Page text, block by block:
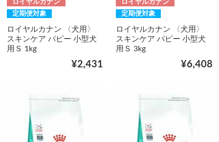
ロイヤルカナン
定期便対象
ロイヤルカナン 〈犬用〉
スキンケア パピー 小型犬
用Ｓ 1kg
¥2,431
ロイヤルカナン
定期便対象
ロイヤルカナン 〈犬用〉
スキンケア パピー 小型犬
用Ｓ 3kg
¥6,408